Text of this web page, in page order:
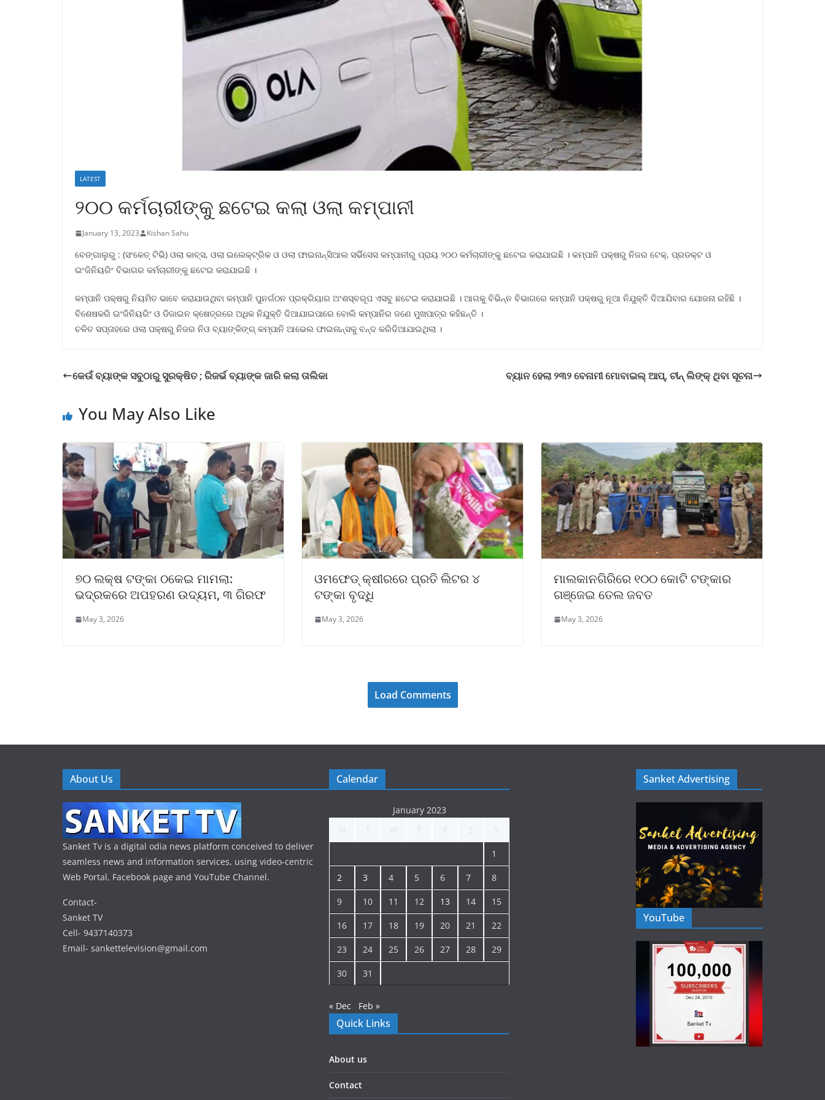
LATEST
୨୦୦ କର୍ମଚାରୀଙ୍କୁ ଛଟେଇ କଲା ଓଲା କମ୍ପାନୀ
January 13, 2023 Kishan Sahu
ବେଙ୍ଗାଲୁରୁ : (ସଂକେତ୍ ଟିଭି) ଓଲା କାବ୍ସ, ଓଲା ଇଲେକ୍ଟ୍ରିକ ଓ ଓଲା ଫାଇନାନ୍ସିଆଲ ସର୍ଭିସେସ କମ୍ପାନୀରୁ ପ୍ରାୟ ୨୦୦ କର୍ମଚାରୀଙ୍କୁ ଛଟେଇ କରାଯାଇଛି । କମ୍ପାନି ପକ୍ଷରୁ ନିଜର ଟେକ୍, ପ୍ରଡକ୍ଟ ଓ
ଇଂଜିନିୟରିଂ ବିଭାଗର କର୍ମଚାରୀଙ୍କୁ ଛଟେଇ କରାଯାଇଛି ।
କମ୍ପାନି ପକ୍ଷରୁ ନିୟମିତ ଭାବେ କରାଯାଉଥିବା କମ୍ପାନି ପୁନର୍ଗଠନ ପ୍ରକ୍ରିୟାର ଅଂଶସ୍ବରୂପ ଏସବୁ ଛଟେଇ କରାଯାଇଛି । ଆଗକୁ ବିଭିନ୍ନ ବିଭାଗରେ କମ୍ପାନି ପକ୍ଷରୁ ନୂଆ ନିଯୁକ୍ତି ଦିଆଯିବାର ଯୋଜନା ରହିଛି ।
ବିଶେଷକରି ଇଂଜିନିୟରିଂ ଓ ଡିଜାଇନ କ୍ଷେତ୍ରରେ ଅଧିକ ନିଯୁକ୍ତି ଦିଆଯାଇପାରେ ବୋଲି କମ୍ପାନିର ଜଣେ ମୁଖପାତ୍ର କହିଛନ୍ତି ।
ଚଳିତ ସପ୍ତାହରେ ଓଲା ପକ୍ଷରୁ ନିଜର ନିଓ ବ୍ୟାଙ୍କିଙ୍ଗ୍ କମ୍ପାନି ଆଭେଲ ଫାଇନାନ୍ସକୁ ବନ୍ଦ କରିଦିଆଯାଇଥିଲା ।
କେଉଁ ବ୍ୟାଙ୍କ ସବୁଠାରୁ ସୁରକ୍ଷିତ ; ରିଜର୍ଭ ବ୍ୟାଙ୍କ ଜାରି କଲା ତାଲିକା ବ୍ୟାନ ହେଲା ୨୩୨ ବେନାମୀ ମୋବାଇଲ୍ ଆପ୍, ଚୀନ୍ ଲିଙ୍କ୍ ଥିବା ସୂଚନା
You May Also Like
୭୦ ଲକ୍ଷ ଟଙ୍କା ଠକେଇ ମାମଲା:
ଭଦ୍ରକରେ ଅପହରଣ ଉଦ୍ୟମ, ୩ ଗିରଫ
May 3, 2026
ଓମଫେଡ୍ କ୍ଷୀରରେ ପ୍ରତି ଲିଟର ୪
ଟଙ୍କା ବୃଦ୍ଧି
May 3, 2026
ମାଲକାନଗିରିରେ ୧୦୦ କୋଟି ଟଙ୍କାର
ଗଞ୍ଜେଇ ତେଲ ଜବତ
May 3, 2026
Load Comments
About Us
Sanket Tv is a digital odia news platform conceived to deliver
seamless news and information services, using video-centric
Web Portal, Facebook page and YouTube Channel.
Contact-
Sanket TV
Cell- 9437140373
Email- sankettelevision@gmail.com
Calendar
January 2023
1
2 3 4 5 6 7 8
9 10 11 12 13 14 15
16 17 18 19 20 21 22
23 24 25 26 27 28 29
30 31
« Dec Feb »
Quick Links
About us
Contact
Sanket Advertising
YouTube